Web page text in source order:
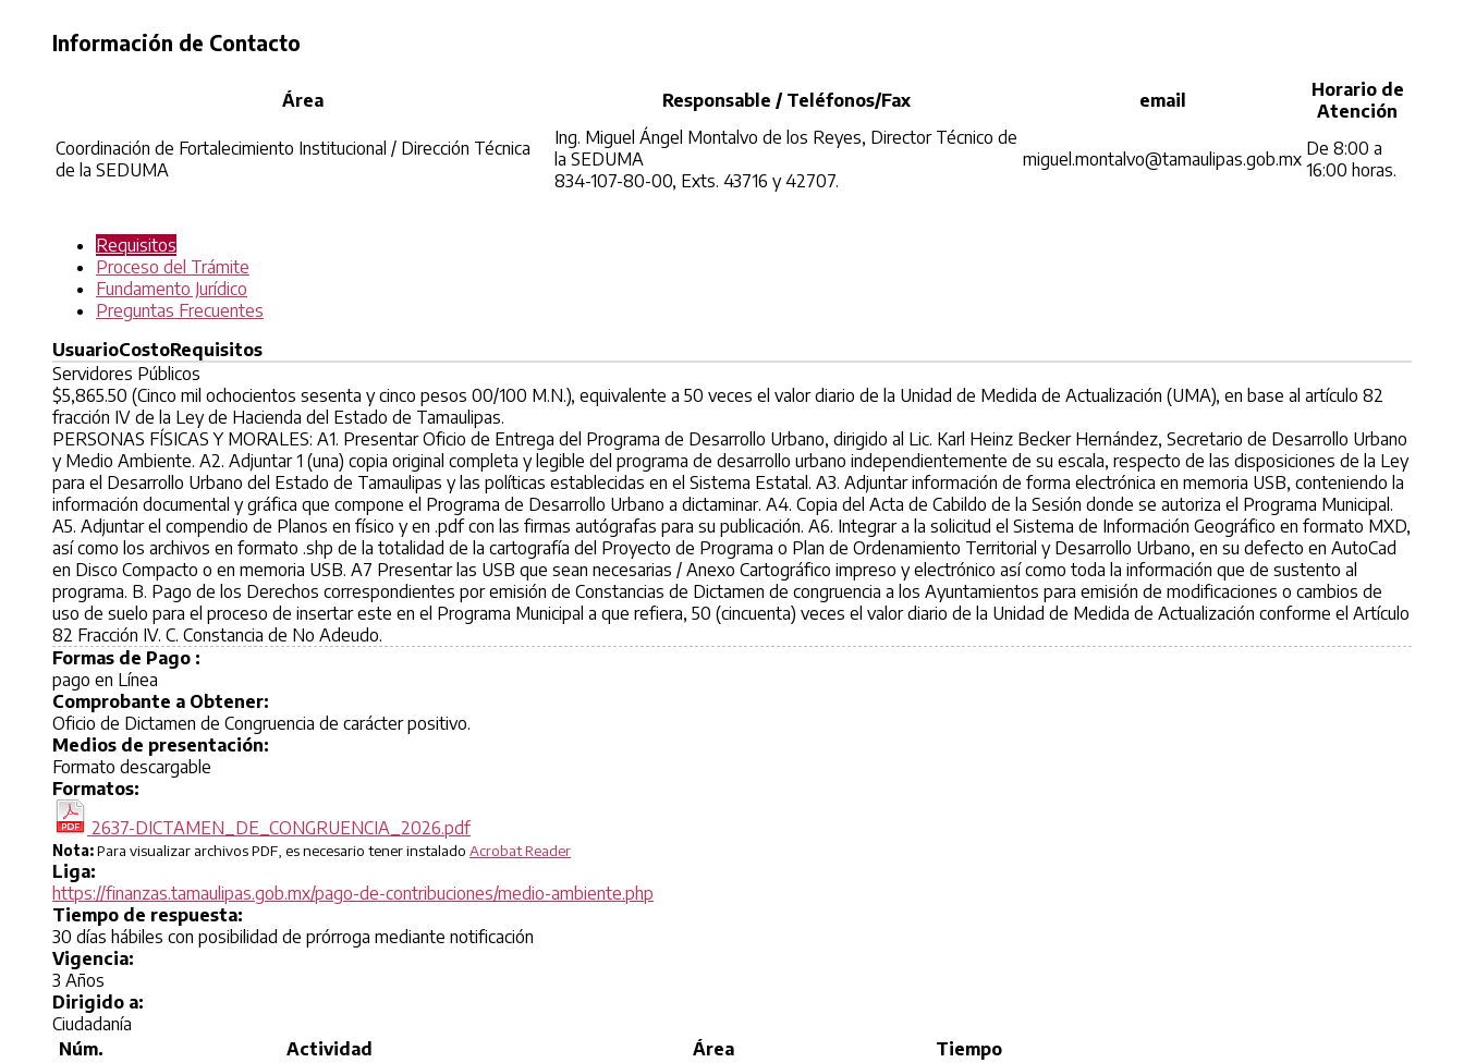
Información de Contacto
Área Responsable / Teléfonos/Fax email
Horario de
Atención
Coordinación de Fortalecimiento Institucional / Dirección Técnica
de la SEDUMA
Ing. Miguel Ángel Montalvo de los Reyes, Director Técnico de
la SEDUMA
834-107-80-00, Exts. 43716 y 42707.
miguel.montalvo@tamaulipas.gob.mx De 8:00 a
16:00 horas.
Requisitos
Proceso del Trámite
Fundamento Jurídico
Preguntas Frecuentes
UsuarioCostoRequisitos
Servidores Públicos
$5,865.50 (Cinco mil ochocientos sesenta y cinco pesos 00/100 M.N.), equivalente a 50 veces el valor diario de la Unidad de Medida de Actualización (UMA), en base al artículo 82
fracción IV de la Ley de Hacienda del Estado de Tamaulipas.
PERSONAS FÍSICAS Y MORALES: A1. Presentar Oficio de Entrega del Programa de Desarrollo Urbano, dirigido al Lic. Karl Heinz Becker Hernández, Secretario de Desarrollo Urbano
y Medio Ambiente. A2. Adjuntar 1 (una) copia original completa y legible del programa de desarrollo urbano independientemente de su escala, respecto de las disposiciones de la Ley
para el Desarrollo Urbano del Estado de Tamaulipas y las políticas establecidas en el Sistema Estatal. A3. Adjuntar información de forma electrónica en memoria USB, conteniendo la
información documental y gráfica que compone el Programa de Desarrollo Urbano a dictaminar. A4. Copia del Acta de Cabildo de la Sesión donde se autoriza el Programa Municipal.
A5. Adjuntar el compendio de Planos en físico y en .pdf con las firmas autógrafas para su publicación. A6. Integrar a la solicitud el Sistema de Información Geográfico en formato MXD,
así como los archivos en formato .shp de la totalidad de la cartografía del Proyecto de Programa o Plan de Ordenamiento Territorial y Desarrollo Urbano, en su defecto en AutoCad
en Disco Compacto o en memoria USB. A7 Presentar las USB que sean necesarias / Anexo Cartográfico impreso y electrónico así como toda la información que de sustento al
programa. B. Pago de los Derechos correspondientes por emisión de Constancias de Dictamen de congruencia a los Ayuntamientos para emisión de modificaciones o cambios de
uso de suelo para el proceso de insertar este en el Programa Municipal a que refiera, 50 (cincuenta) veces el valor diario de la Unidad de Medida de Actualización conforme el Artículo
82 Fracción IV. C. Constancia de No Adeudo.
Formas de Pago :
pago en Línea
Comprobante a Obtener:
Oficio de Dictamen de Congruencia de carácter positivo.
Medios de presentación:
Formato descargable
Formatos:
2637-DICTAMEN_DE_CONGRUENCIA_2026.pdf
Nota:Para visualizar archivos PDF, es necesario tener instalado Acrobat Reader
Liga:
https://finanzas.tamaulipas.gob.mx/pago-de-contribuciones/medio-ambiente.php
Tiempo de respuesta:
30 días hábiles con posibilidad de prórroga mediante notificación
Vigencia:
3 Años
Dirigido a:
Ciudadanía
Núm.
Actividad Área
Tiempo